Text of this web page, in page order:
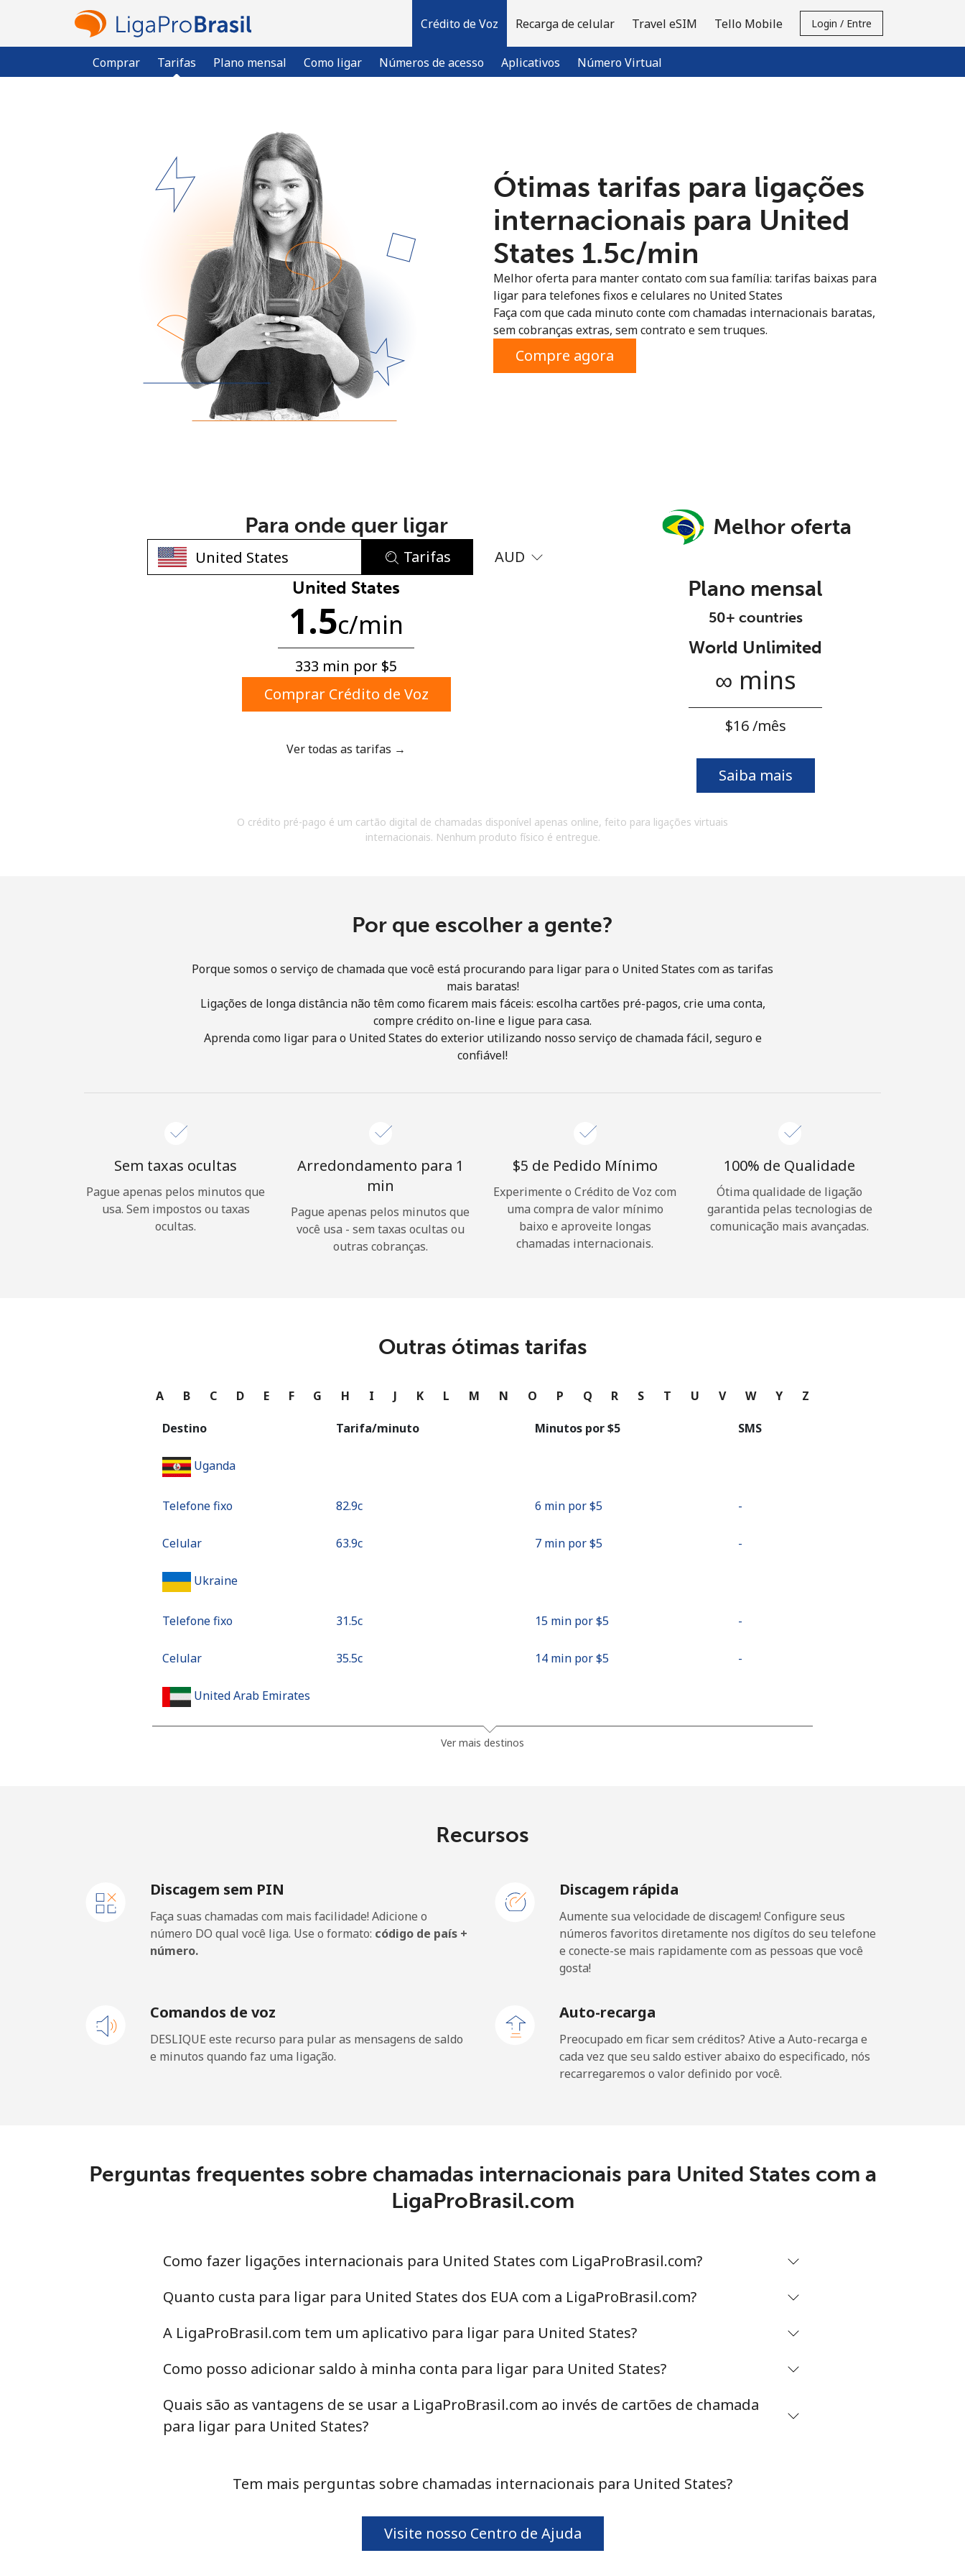
Crédito de Voz
Comprar Tarifas Plano mensal Como ligar Números de acesso Aplicativos Número Virtual
Recarga de celular Travel eSIM Tello Mobile Login / Entre
Já tem uma conta?ENTRE →
Entrar com
Mínimo de 8 caracteres
Uma letra maiúscula e minúscula
Um número
Um caractere especial
Ao abrir uma conta neste site, eu concordo com os
Olá!
CADASTRE-SE AGORA →
Esqueceu sua senha? →
Ótimas tarifas para ligações
internacionais para United
States ⁦1.5c⁩/min
Melhor oferta para manter contato com sua família: tarifas baixas para
ligar para telefones fixos e celulares no United States
Faça com que cada minuto conte com chamadas internacionais baratas,
sem cobranças extras, sem contrato e sem truques.
Compre agora
Para onde quer ligar
Tarifas AUD
United States
1.5c/min
333 min por ⁦$5⁩
Comprar Crédito de Voz
Ver todas as tarifas →
Melhor oferta
Plano mensal
50+ countries
World Unlimited
∞ mins
⁦$16⁩ /mês
Saiba mais
O crédito pré-pago é um cartão digital de chamadas disponível apenas online, feito para ligações virtuais
internacionais. Nenhum produto físico é entregue.
Por que escolher a gente?
Porque somos o serviço de chamada que você está procurando para ligar para o United States com as tarifas
mais baratas!
Ligações de longa distância não têm como ficarem mais fáceis: escolha cartões pré-pagos, crie uma conta,
compre crédito on-line e ligue para casa.
Aprenda como ligar para o United States do exterior utilizando nosso serviço de chamada fácil, seguro e
confiável!
Sem taxas ocultas
Pague apenas pelos minutos que
usa. Sem impostos ou taxas
ocultas.
Arredondamento para 1
min
Pague apenas pelos minutos que
você usa - sem taxas ocultas ou
outras cobranças.
⁦$5⁩ de Pedido Mínimo
Experimente o Crédito de Voz com
uma compra de valor mínimo
baixo e aproveite longas
chamadas internacionais.
100% de Qualidade
Ótima qualidade de ligação
garantida pelas tecnologias de
comunicação mais avançadas.
Outras ótimas tarifas
A B C D E F G H I J K L M N O P Q R S T U V W Y Z
Destino Tarifa/minuto Minutos por ⁦$5⁩ SMS
Uganda
Telefone fixo ⁦82.9c⁩ 6 min por ⁦$5⁩ -
Celular ⁦63.9c⁩ 7 min por ⁦$5⁩ -
Ukraine
Telefone fixo ⁦31.5c⁩ 15 min por ⁦$5⁩ -
Celular ⁦35.5c⁩ 14 min por ⁦$5⁩ -
United Arab Emirates
Celular 142 min por ⁦$5⁩
Premium ⁦58.9c⁩ 8 min por ⁦$5⁩ -
All country
Uruguay
38 min por ⁦$5⁩ -
Uzbekistan
21 min por ⁦$5⁩
Ver mais destinos
Recursos
Discagem sem PIN
Faça suas chamadas com mais facilidade! Adicione o
número DO qual você liga. Use o formato: código de país +
número.
Discagem rápida
Aumente sua velocidade de discagem! Configure seus
números favoritos diretamente nos digítos do seu telefone
e conecte-se mais rapidamente com as pessoas que você
gosta!
Comandos de voz
DESLIQUE este recurso para pular as mensagens de saldo
e minutos quando faz uma ligação.
Auto-recarga
Preocupado em ficar sem créditos? Ative a Auto-recarga e
cada vez que seu saldo estiver abaixo do especificado, nós
recarregaremos o valor definido por você.
Perguntas frequentes sobre chamadas internacionais para United States com a
LigaProBrasil.com
Como fazer ligações internacionais para United States com LigaProBrasil.com?
Quanto custa para ligar para United States dos EUA com a LigaProBrasil.com?
A LigaProBrasil.com tem um aplicativo para ligar para United States?
Como posso adicionar saldo à minha conta para ligar para United States?
Quais são as vantagens de se usar a LigaProBrasil.com ao invés de cartões de chamada
para ligar para United States?
Tem mais perguntas sobre chamadas internacionais para United States?
Visite nosso Centro de Ajuda